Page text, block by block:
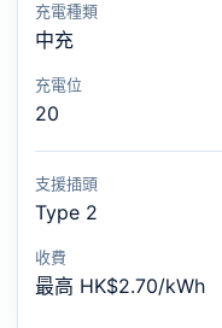
充電種類
中充
充電位
20
支援插頭
Type 2
收費
最高 HK$2.70/kWh